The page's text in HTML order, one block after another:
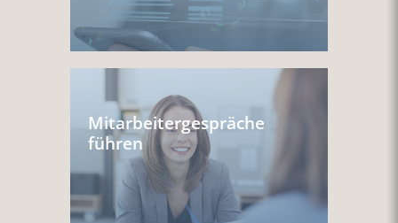
Mitarbeitergespräche
führen